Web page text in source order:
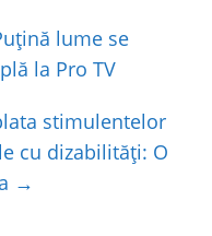
lume se
la Pro TV
stimulentelor
cu dizabilități: O
→